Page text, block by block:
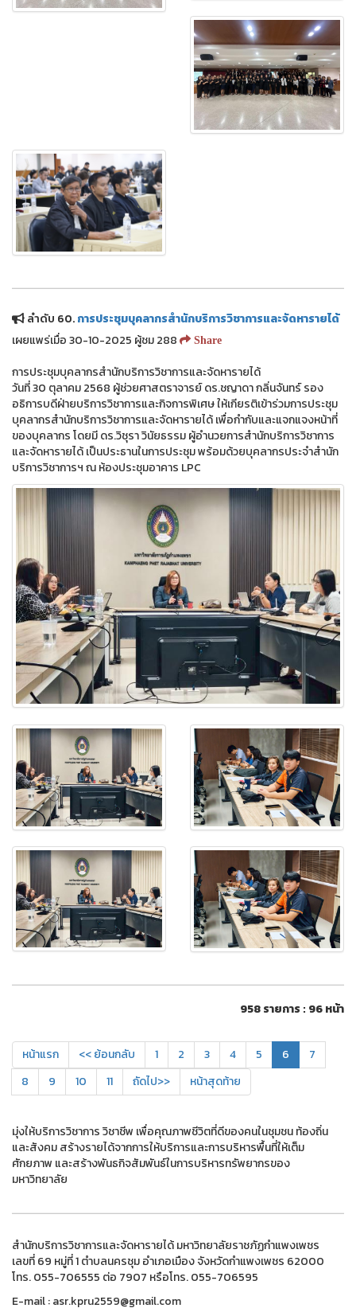
ลำดับ 60.การประชุมบุคลากรสำนักบริการวิชาการและจัดหารายได้
เผยแพร่เมื่อ 30-10-2025 ผู้ชม 288
Share
การประชุมบุคลากรสำนักบริการวิชาการและจัดหารายได้
วันที่ 30 ตุลาคม 2568 ผู้ช่วยศาสตราจารย์ ดร.ชญาดา กลิ่นจันทร์ รอง
อธิการบดีฝ่ายบริการวิชาการและกิจการพิเศษ ให้เกียรติเข้าร่วมการประชุม
บุคลากรสำนักบริการวิชาการและจัดหารายได้ เพื่อกำกับและแจกแจงหน้าที่
ของบุคลากร โดยมี ดร.วิชุรา วินัยธรรม ผู้อำนวยการสำนักบริการวิชาการ
และจัดหารายได้ เป็นประธานในการประชุม พร้อมด้วยบุคลากรประจำสำนัก
บริการวิชาการฯ ณ ห้องประชุมอาคาร LPC
958 รายการ : 96 หน้า
หน้าแรก << ย้อนกลับ 1 2 3 4 5 6
7
8
9 10 11 ถัดไป>> หน้าสุดท้าย
มุ่งให้บริการวิชาการ วิชาชีพ เพื่อคุณภาพชีวิตที่ดีของคนในชุมชน ท้องถิ่น
และสังคม สร้างรายได้จากการให้บริการและการบริหารพื้นที่ให้เต็ม
ศักยภาพ และสร้างพันธกิจสัมพันธ์ในการบริหารทรัพยากรของ
มหาวิทยาลัย
สำนักบริการวิชาการและจัดหารายได้ มหาวิทยาลัยราชภัฏกำแพงเพชร
เลขที่ 69 หมู่ที่ 1 ตำบลนครชุม อำเภอเมือง จังหวัดกำแพงเพชร 62000
โทร. 055-706555 ต่อ 7907 หรือโทร. 055-706595
E-mail : asr.kpru2559@gmail.com